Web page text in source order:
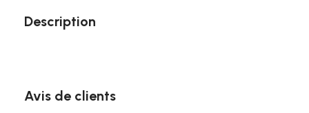
Description
Avis de clients